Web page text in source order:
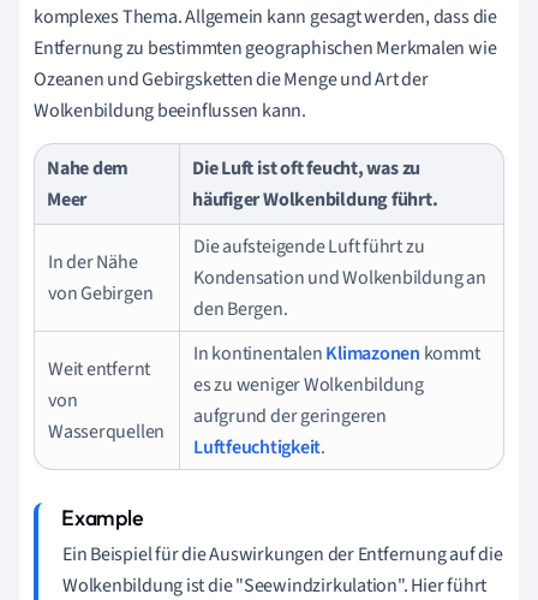
komplexes Thema. Allgemein kann gesagt werden, dass die
Entfernung zu bestimmten geographischen Merkmalen wie
Ozeanen und Gebirgsketten die Menge und Art der
Wolkenbildung beeinflussen kann.
Nahe dem
Meer
Die Luft ist oft feucht, was zu
häufiger Wolkenbildung führt.
In der Nähe
von Gebirgen
Die aufsteigende Luft führt zu
Kondensation und Wolkenbildung an
den Bergen.
Weit entfernt
von
Wasserquellen
In kontinentalenKlimazonen kommt
es zu weniger Wolkenbildung
aufgrund der geringeren
Luftfeuchtigkeit.
Ein Beispiel für die Auswirkungen der Entfernung auf die
Wolkenbildung ist die "Seewindzirkulation". Hier führt